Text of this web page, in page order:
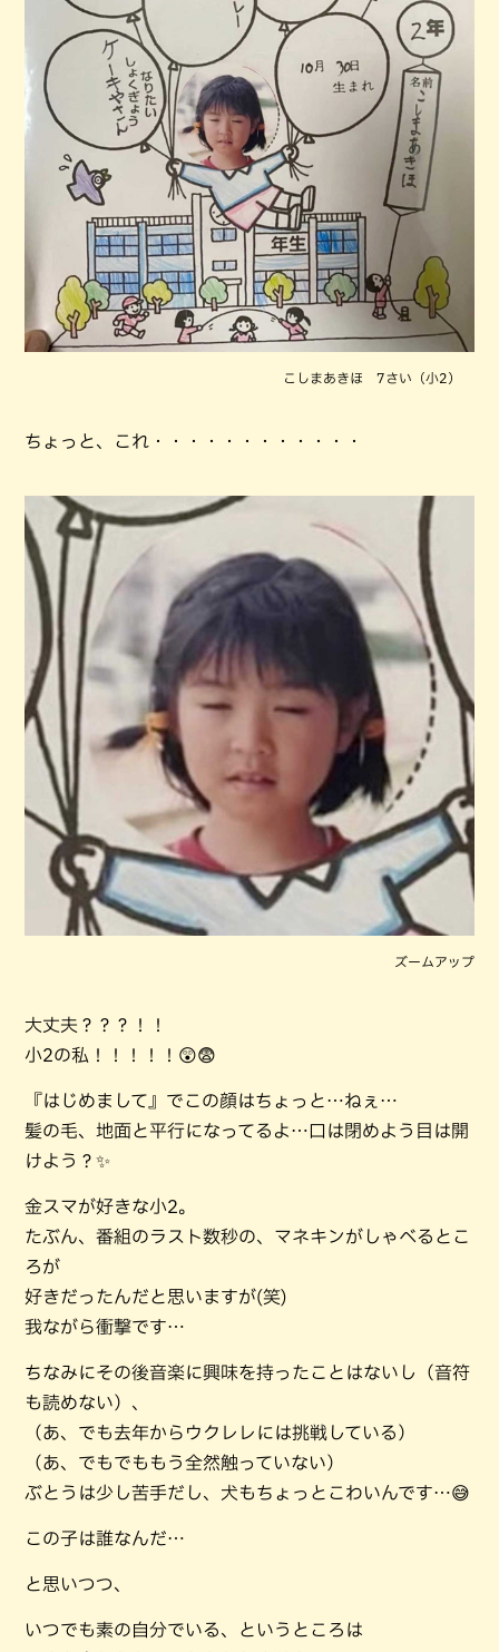
こしまあきほ 7さい（小2）
ちょっと、これ・・・・・・・・・・・・
ズームアップ
大丈夫？？？！！
小2の私！！！！！😲😨
『はじめまして』でこの顔はちょっと…ねぇ…
髪の毛、地面と平行になってるよ…口は閉めよう目は開
けよう？✨
金スマが好きな小2。
たぶん、番組のラスト数秒の、マネキンがしゃべるとこ
ろが
好きだったんだと思いますが(笑)
我ながら衝撃です…
ちなみにその後音楽に興味を持ったことはないし（音符
も読めない）、
（あ、でも去年からウクレレには挑戦している）
（あ、でもでももう全然触っていない）
ぶとうは少し苦手だし、犬もちょっとこわいんです…😅
この子は誰なんだ…
と思いつつ、
いつでも素の自分でいる、というところは